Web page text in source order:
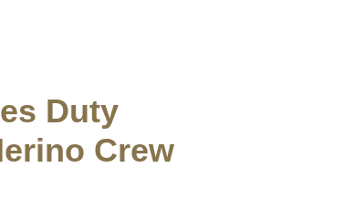
Duty
Crew